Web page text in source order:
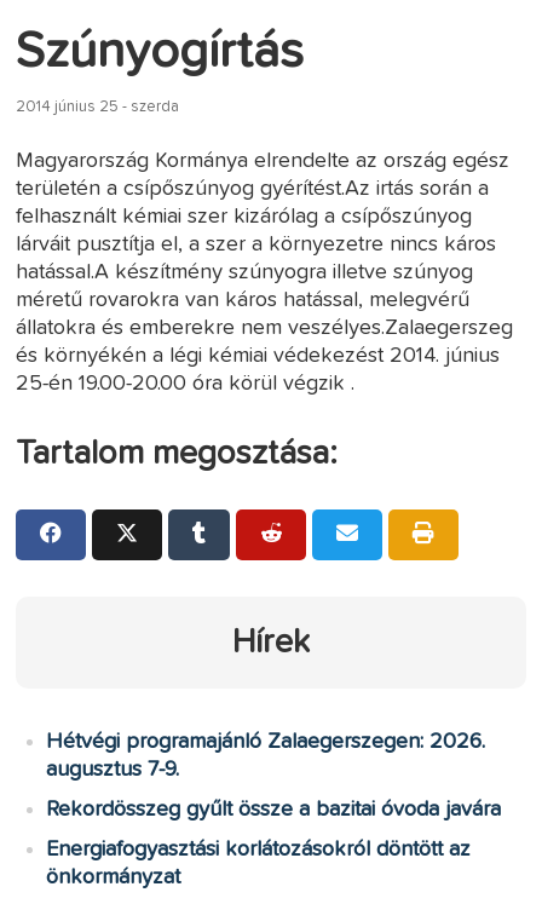
Szúnyogírtás
2014 június 25 - szerda
Magyarország Kormánya elrendelte az ország egész
területén a csípőszúnyog gyérítést.Az irtás során a
felhasznált kémiai szer kizárólag a csípőszúnyog
lárváit pusztítja el, a szer a környezetre nincs káros
hatással.A készítmény szúnyogra illetve szúnyog
méretű rovarokra van káros hatással, melegvérű
állatokra és emberekre nem veszélyes.Zalaegerszeg
és környékén a légi kémiai védekezést 2014. június
25-én 19.00-20.00 óra körül végzik .
Tartalom megosztása:
Hírek
Hétvégi programajánló Zalaegerszegen: 2026.
augusztus 7-9.
Rekordösszeg gyűlt össze a bazitai óvoda javára
Energiafogyasztási korlátozásokról döntött az
önkormányzat